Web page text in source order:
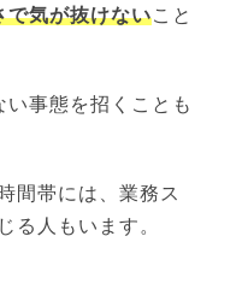
で気が抜けないこと
事態を招くことも
間帯には、業務ス
る人もいます。